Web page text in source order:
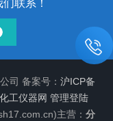
联系！
司 备案号： 沪ICP备
化工仪器网 管理登陆
主营： 分